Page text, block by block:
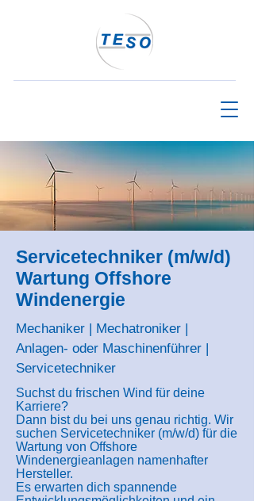
Servicetechniker (m/w/d)
Wartung Offshore
Windenergie
Mechaniker | Mechatroniker |
Anlagen- oder Maschinenführer |
Servicetechniker
Suchst du frischen Wind für deine
Karriere?
Dann bist du bei uns genau richtig. Wir
suchen Servicetechniker (m/w/d) für die
Wartung von Offshore
Windenergieanlagen namenhafter
Hersteller.
Es erwarten dich spannende